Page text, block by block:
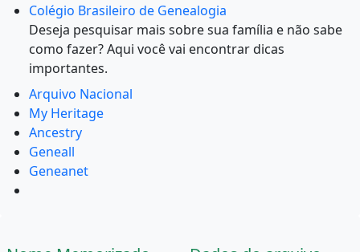
Colégio Brasileiro de Genealogia
Deseja pesquisar mais sobre sua família e não sabe
como fazer? Aqui você vai encontrar dicas
importantes.
Arquivo Nacional
My Heritage
Ancestry
Geneall
Geneanet